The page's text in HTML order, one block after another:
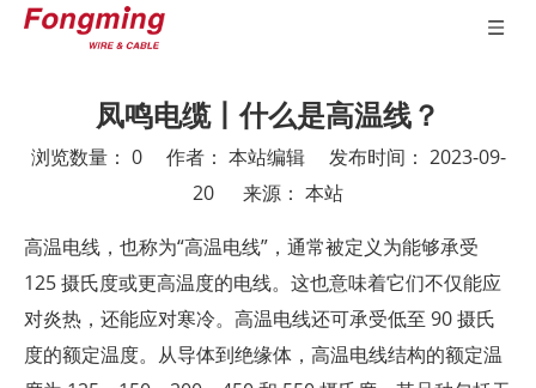
凤鸣电缆丨什么是高温线？
浏览数量： 0作者： 本站编辑 发布时间： 2023-09-
20 来源： 本站
["wechat","weibo","qzone","douban","email"]
高温电线，也称为“高温电线”，通常被定义为能够承受
125 摄氏度或更高温度的电线。这也意味着它们不仅能应
对炎热，还能应对寒冷。高温电线还可承受低至 90 摄氏
度的额定温度。从导体到绝缘体，高温电线结构的额定温